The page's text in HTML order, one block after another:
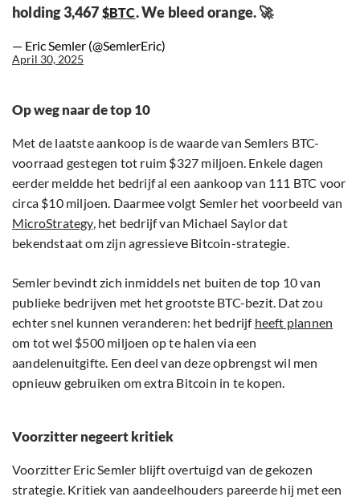
holding 3,467 $BTC. We bleed orange. 🚀
— Eric Semler (@SemlerEric)
April 30, 2025
Op weg naar de top 10
Met de laatste aankoop is de waarde van Semlers BTC-
voorraad gestegen tot ruim $327 miljoen. Enkele dagen
eerder meldde het bedrijf al een aankoop van 111 BTC voor
circa $10 miljoen. Daarmee volgt Semler het voorbeeld van
MicroStrategy, het bedrijf van Michael Saylor dat
bekendstaat om zijn agressieve Bitcoin-strategie.
Semler bevindt zich inmiddels net buiten de top 10 van
publieke bedrijven met het grootste BTC-bezit. Dat zou
echter snel kunnen veranderen: het bedrijf heeft plannen
om tot wel $500 miljoen op te halen via een
aandelenuitgifte. Een deel van deze opbrengst wil men
opnieuw gebruiken om extra Bitcoin in te kopen.
Voorzitter negeert kritiek
Voorzitter Eric Semler blijft overtuigd van de gekozen
strategie. Kritiek van aandeelhouders pareerde hij met een